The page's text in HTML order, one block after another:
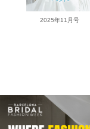
2025年11月号